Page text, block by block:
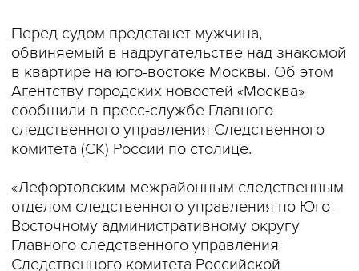
Перед судом предстанет мужчина,
обвиняемый в надругательстве над знакомой
в квартире на юго-востоке Москвы. Об этом
Агентству городских новостей «Москва»
сообщили в пресс-службе Главного
следственного управления Следственного
комитета (СК) России по столице.
«Лефортовским межрайонным следственным
отделом следственного управления по Юго-
Восточному административному округу
Главного следственного управления
Следственного комитета Российской